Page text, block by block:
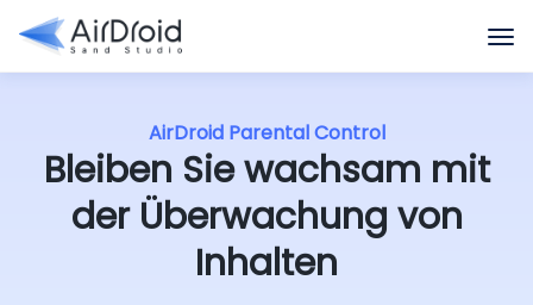
AirDroid Parental Control
Bleiben Sie wachsam mit
der Überwachung von
Inhalten